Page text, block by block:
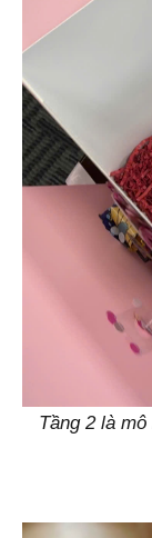
Tầng 2 là